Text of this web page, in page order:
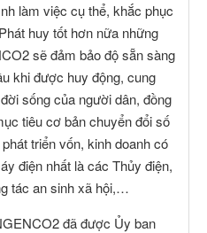
làm việc cụ thể, khắc phục
huy tốt hơn nữa những
sẽ đảm bảo độ sẵn sàng
khi được huy động, cung
sống của người dân, đồng
tiêu cơ bản chuyển đổi số
triển vốn, kinh doanh có
điện nhất là các Thủy điện,
tác an sinh xã hội,…
đã được Ủy ban